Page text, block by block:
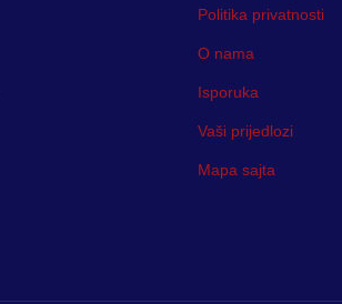
Politika privatnosti
O nama
Isporuka
Vaši prijedlozi
Mapa sajta